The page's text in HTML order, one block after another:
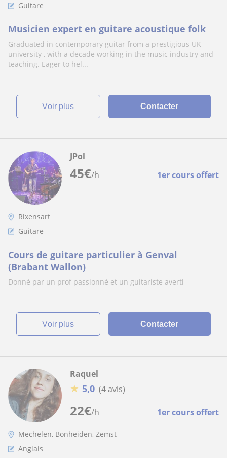
Guitare
Musicien expert en guitare acoustique folk
Graduated in contemporary guitar from a prestigious UK
university , with a decade working in the music industry and
teaching. Eager to hel...
voir plus Contacter
45€/h 1er cours offert
JPol
Rixensart
Guitare
Cours de guitare particulier à Genval
(Brabant Wallon)
Donné par un prof passionné et un guitariste averti
voir plus Contacter
22€/h 1er cours offert
Raquel
★ 5,0 (4 avis)
Mechelen, Bonheiden, Zemst
Anglais